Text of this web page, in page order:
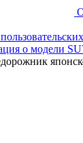
о модели